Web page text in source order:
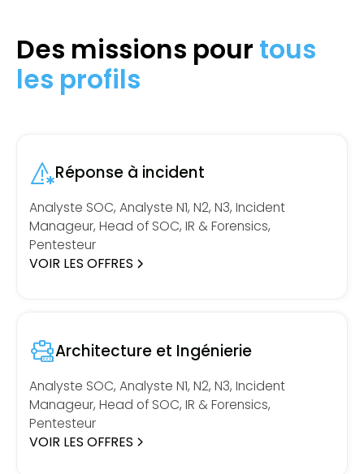
Des missions pour tous
les profils
Réponse à incident
Analyste SOC, Analyste N1, N2, N3, Incident
Manageur, Head of SOC, IR & Forensics,
Pentesteur
VOIR LES OFFRES
Architecture et Ingénierie
Analyste SOC, Analyste N1, N2, N3, Incident
Manageur, Head of SOC, IR & Forensics,
Pentesteur
VOIR LES OFFRES